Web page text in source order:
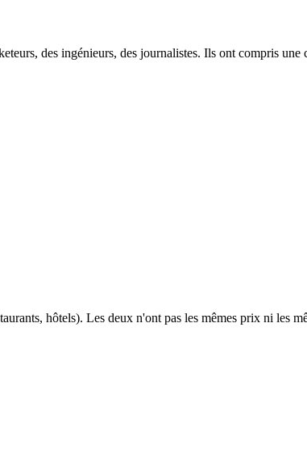
des ingénieurs, des journalistes. Ils ont compris une
hôtels). Les deux n'ont pas les mêmes prix ni les